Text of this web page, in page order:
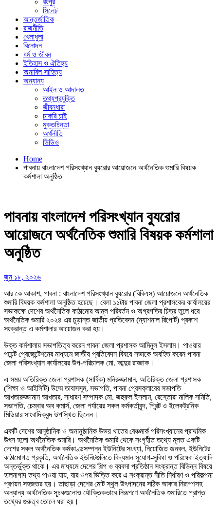
রংপুর
সিলেট
আন্তর্জাতিক
রাজনীতি
খেলাধুলা
বিনোদন
ধর্ম ও জীবন
ইতিহাস ও ঐতিহ্য
অনাবিল সাহিত্য
অন্যান্য
আইন ও আদালত
তথ্যপ্রযুক্তি
জীবনধারা
চাকরি চাই
মুক্তচিন্তা
অর্থনীতি
ভিডিও
Home
পাবনায় বাংলাদেশ পরিসংখ্যান ব্যুরোর আয়োজনে অর্থনৈতিক শুমারি বিষয়ক
কর্মশালা অনুষ্ঠিত
পাবনায় বাংলাদেশ পরিসংখ্যান ব্যুরোর
আয়োজনে অর্থনৈতিক শুমারি বিষয়ক কর্মশালা
অনুষ্ঠিত
জুন ১৮, ২০২৬
আর কে আকাশ, পাবনা : বাংলাদেশ পরিসংখ্যান ব্যুরোর (বিবিএস) আয়োজনে অর্থনৈতিক
শুমারি বিষয়ক কর্মশালা অনুষ্ঠিত হয়েছে। বেলা ১১টায় পাবনা জেলা প্রশাসকের কার্যালয়ের
সভাকক্ষে দেশের অর্থনৈতিক কাঠামোর আমূল পরিবর্তন ও অগ্রগতির চিত্র তুলে ধরে
অর্থনৈতিক শুমারি ২০২৪ এর চূড়ান্ত জাতীয় প্রতিবেদন (ন্যাশনাল রিপোর্ট) প্রকাশ
সংক্রান্ত এ কর্মশালার আয়োজন করা হয়।
উক্ত কর্মশালায় সভাপতিত্ব করেন পাবনা জেলা প্রশাসক আমিনুল ইসলাম। পাওয়ার
পয়েন্ট প্রেজেন্টেশনের মাধ্যমে জাতীয় প্রতিবেদন বিষয়ে সভাকে অবহিত করেন পাবনা
জেলা পরিসংখ্যান কার্যালয়ের উপ-পরিচালক মো. আব্দুর রাজ্জাক।
এ সময় অতিরিক্ত জেলা প্রশাসক (সার্বিক) মনিরুজ্জামান, অতিরিক্ত জেলা প্রশাসক
(শিক্ষা ও আইসিটি) উম্মে তাবাসসুম, সভাপতি, পাবনা প্রেসক্লাবের সভাপতি
আখতারুজ্জামান আখতার, সাধারণ সম্পাদক মো. জহুরুল ইসলাম, রেস্তোরা মালিক সমিতি,
সভাপতি, চেম্বার অব কমার্স, জেলা পর্যায়ের সকল কর্মকর্তাবৃন্দ, প্রিন্ট ও ইলেকট্রনিক
মিডিয়ার সাংবাদিকবৃন্দ উপস্থিত ছিলেন।
একটি দেশের আনুষ্ঠানিক ও অনানুষ্ঠানিক উভয় খাতের বেঞ্চমার্ক পরিসংখ্যানের প্রাথমিক
উৎস হলো অর্থনৈতিক শুমারি। অর্থনৈতিক শুমারি থেকে সংগৃহীত তথ্যে মূলত একটি
দেশের সকল অর্থনৈতিক কর্মকাণ্ডসম্পন্ন ইউনিটের সংখ্যা, নিয়োজিত জনবল, ইউনিটের
কাঠামোগত প্রকৃতি, অর্থনৈতিক ইউনিটগুলিতে বিদ্যমান সুযোগ-সুবিধা ও পরিষেবা ইত্যাদি
অন্তর্ভুক্ত থাকে। এর মাধ্যমে দেশের শিল্প ও ব্যবসা প্রতিষ্ঠান সংক্রান্ত বিভিন্ন বিষয়ে
হালনাগাদ তথ্য পাওয়া যায়, যার ওপর ভিত্তি করে এ সংক্রান্ত নীতি নির্ধারণ ও পরিকল্পনা
প্রণয়ন সহজতর হয়। তাছাড়া দেশের মোট স্থূল উৎপাদনের সঠিক আকার নিরূপণসহ
অন্যান্য অর্থনৈতিক সূচকগুলোও যৌক্তিকভাবে নিরূপণে অর্থনৈতিক শুমারিতে প্রাপ্ত
তথ্যের গুরুত্ব তোলে ধরা হয়।